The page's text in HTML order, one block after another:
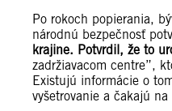
Po rokoch popierania,
národnú bezpečnosť
krajine. Potvrdil, že to
zadržiavacom centre”,
Existujú informácie o
vyšetrovanie a čakajú